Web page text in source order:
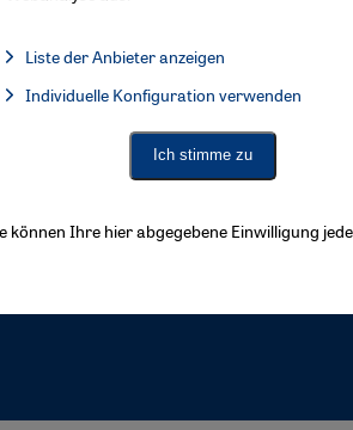
Liste der Anbieter anzeigen
Facebook Embed / Facebook Connect,
Individuelle Konfiguration verwenden
Ich stimme zu
können Ihre hier abgegebene Einwilligung